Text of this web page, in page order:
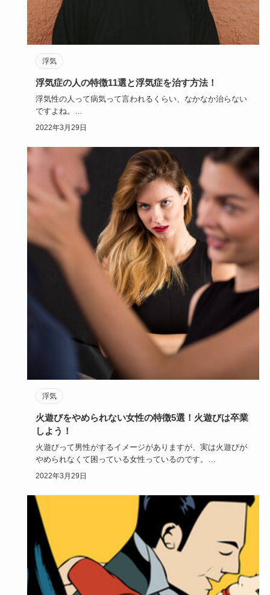
浮気
浮気症の人の特徴11選と浮気症を治す方法！
浮気性の人って病気って言われるくらい、なかなか治らない
ですよね。
一途に彼氏彼女の事だけを思い続けている人もいる中で、
2022年3月29日
浮気
火遊びをやめられない女性の特徴5選！火遊びは卒業
しよう！
火遊びって男性がするイメージがありますが、実は火遊びが
やめられなくて困っている女性っているのです。
自分でも辞めたいと思…
2022年3月29日